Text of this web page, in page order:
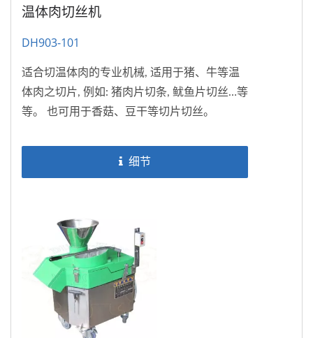
温体肉切丝机
DH903-101
适合切温体肉的专业机械, 适用于猪、牛等温
体肉之切片, 例如: 猪肉片切条, 鱿鱼片切丝…等
等。 也可用于香菇、豆干等切片切丝。
细节